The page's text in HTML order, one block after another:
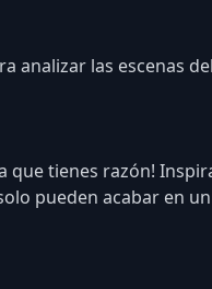
analizar las escenas
que tienes razón!
pueden acabar en